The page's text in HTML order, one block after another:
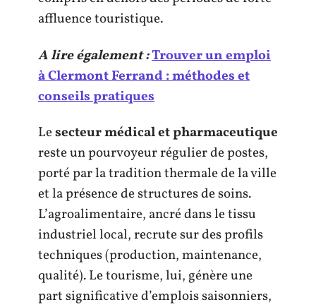
affluence touristique.
A lire également :Trouver un emploi
à Clermont Ferrand : méthodes et
conseils pratiques
Lesecteur médical et pharmaceutique
reste un pourvoyeur régulier de postes,
porté par la tradition thermale de la ville
et la présence de structures de soins.
L’agroalimentaire, ancré dans le tissu
industriel local, recrute sur des profils
techniques (production, maintenance,
qualité). Le tourisme, lui, génère une
part significative d’emplois saisonniers,